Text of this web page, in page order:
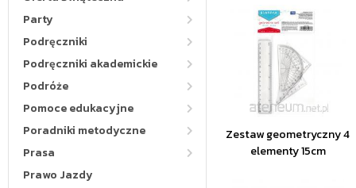
Party
Podręczniki
Podręczniki akademickie
Podróże
Pomoce edukacyjne
Poradniki metodyczne
Prasa
Prawo Jazdy
Zestaw geometryczny 4
elementy 15cm